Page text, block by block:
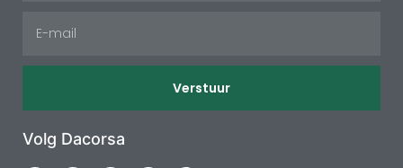
Verstuur
Volg Dacorsa